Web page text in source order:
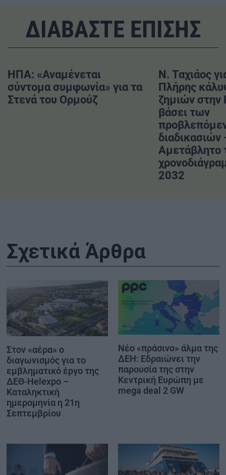
ΔΙΑΒΑΣΤΕ ΕΠΙΣΗΣ
ΗΠΑ: «Αναμένεται
σύντομα συμφωνία» για τα
Στενά του Ορμούζ
Ν. Ταχιάος
Πλήρης
ζημιών στην
βάσει των
διαδικασιών
Αμετάβλητο
2032
Σχετικά Άρθρα
Στον «αέρα» ο
διαγωνισμός για το
εμβληματικό έργο της
ΔΕΘ-Helexpo –
Καταληκτική
ημερομηνία η 21η
Σεπτεμβρίου
Νέο «πράσινο» άλμα της
ΔΕΗ: Εδραιώνει την
παρουσία της στην
Κεντρική Ευρώπη με
mega deal 2 GW